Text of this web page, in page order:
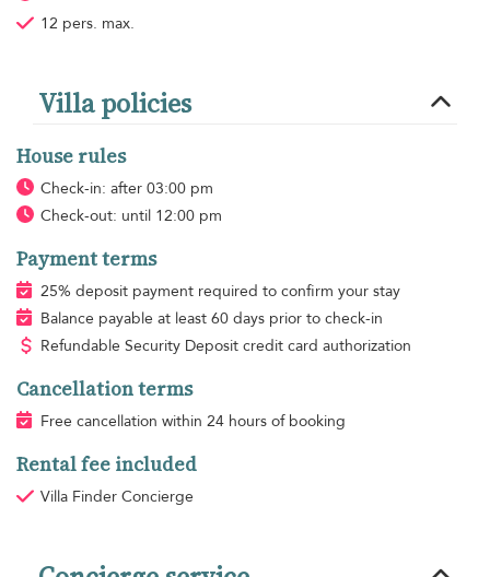
12 pers. max.
Villa policies
House rules
Check-in: after 03:00 pm
Check-out: until 12:00 pm
Payment terms
25% deposit payment required to confirm your stay
Balance payable at least 60 days prior to check-in
Refundable Security Deposit credit card authorization
Cancellation terms
Free cancellation within 24 hours of booking
Rental fee included
Villa Finder Concierge